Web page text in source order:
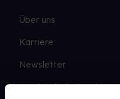
Über uns
Karriere
Newsletter